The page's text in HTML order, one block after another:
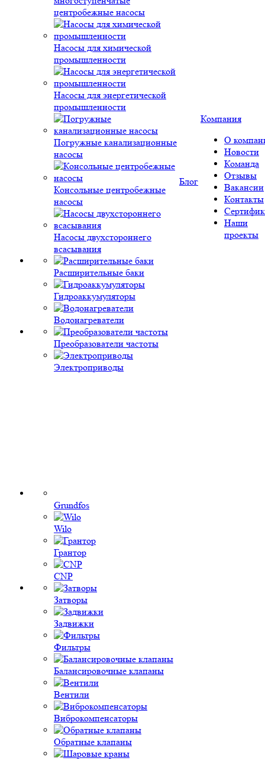
центробежные насосы
Насосы для химической
промышленности
Насосы для энергетической
промышленности
Погружные канализационные
насосы
Консольные центробежные
насосы
Насосы двухстороннего
всасывания
Расширительные баки
Гидроаккумуляторы
Водонагреватели
Преобразователи частоты
Электроприводы
Grundfos
Wilo
Грантор
CNP
Затворы
Задвижки
Фильтры
Балансировочные клапаны
Вентили
Виброкомпенсаторы
Обратные клапаны
Блог
Компания
О
Новости
Команда
Отзывы
Вакансии
Контакты
Наши
проекты